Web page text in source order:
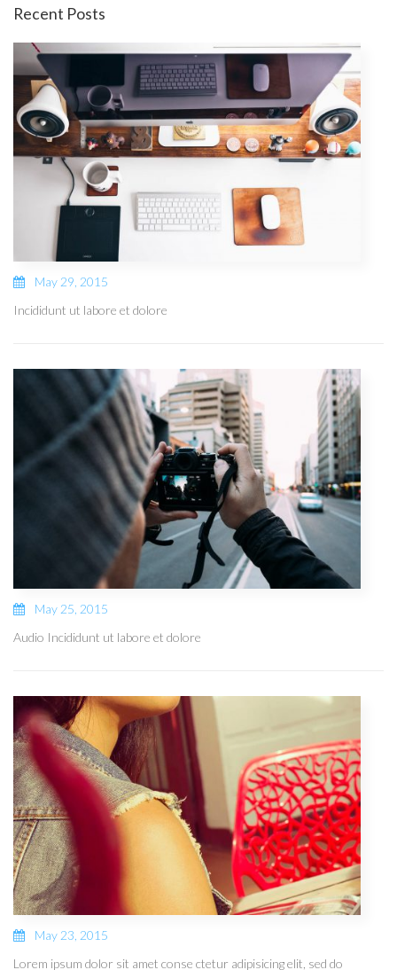
Recent Posts
May 29, 2015
Incididunt ut labore et dolore
May 25, 2015
Audio Incididunt ut labore et dolore
May 23, 2015
Lorem ipsum dolor sit amet conse ctetur adipisicing elit, sed do